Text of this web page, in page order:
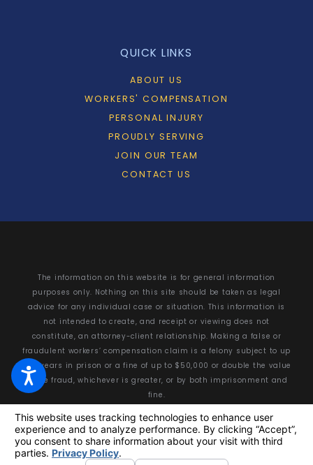
QUICK LINKS
ABOUT US
WORKERS' COMPENSATION
PERSONAL INJURY
PROUDLY SERVING
JOIN OUR TEAM
CONTACT US
The information on this website is for general information
purposes only. Nothing on this site should be taken as legal
advice for any individual case or situation. This information is
not intended to create, and receipt or viewing does not
constitute, an attorney-client relationship. Making a false or
fraudulent workers’ compensation claim is a felony subject to up
to 5 years in prison or a fine of up to $50,000 or double the value
of the fraud, whichever is greater, or by both imprisonment and
fine.
© 2026 All Rights Reserved.Your Privacy Choices
Site Map
Privacy Policy